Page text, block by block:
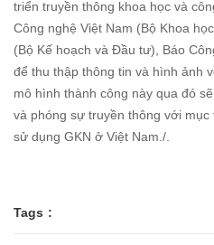
triển truyền thông khoa học và
Công nghệ Việt Nam (Bộ Khoa
(Bộ Kế hoạch và Đầu tư), Báo
để thu thập thông tin và hình ảnh
mô hình thành công này qua đó
và phóng sự truyền thông với
sử dụng GKN ở Việt Nam./.
Tags :